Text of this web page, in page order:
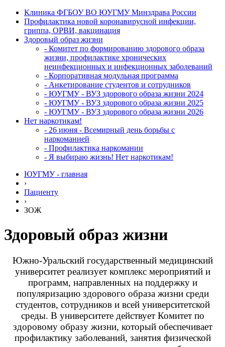
Клиника ФГБОУ ВО ЮУГМУ Минздрава России
Профилактика новой коронавирусной инфекции,
гриппа, ОРВИ, вакцинация
Здоровый образ жизни
- Комитет по формированию здорового образа
жизни, профилактике хронических
неинфекционных и инфекционных заболеваний
- Корпоративная модульная программа
- Анкетирование студентов и сотрудников
- ЮУГМУ - ВУЗ здорового образа жизни 2024
- ЮУГМУ - ВУЗ здорового образа жизни 2025
- ЮУГМУ - ВУЗ здорового образа жизни 2026
Нет наркотикам!
- 26 июня - Всемирный день борьбы с
наркоманией
- Профилактика наркомании
- Я выбираю жизнь! Нет наркотикам!
ЮУГМУ - главная
›
Пациенту
›
ЗОЖ
Здоровый образ жизни
Южно-Уральский государственный медицинский
университет реализует комплекс мероприятий и
программ, направленных на поддержку и
популяризацию здорового образа жизни среди
студентов, сотрудников и всей университетской
среды. В университете действует Комитет по
здоровому образу жизни, который обеспечивает
профилактику заболеваний, занятия физической